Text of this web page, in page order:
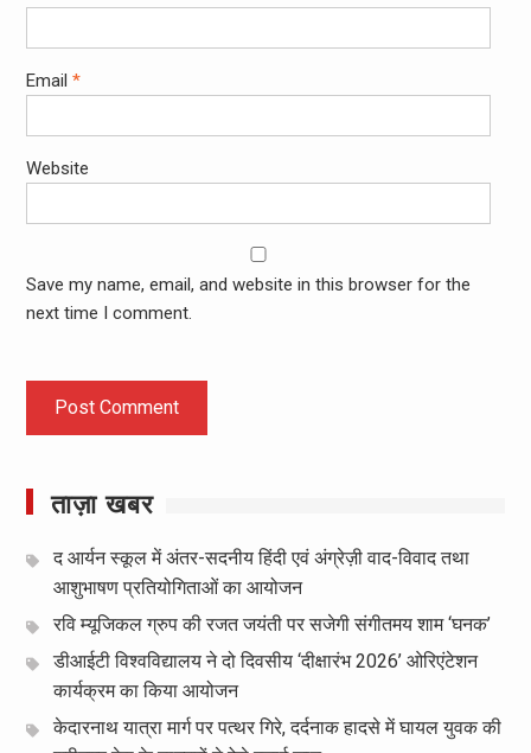
Email *
Website
Save my name, email, and website in this browser for the
next time I comment.
ताज़ा खबर
द आर्यन स्कूल में अंतर-सदनीय हिंदी एवं अंग्रेज़ी वाद-विवाद तथा
आशुभाषण प्रतियोगिताओं का आयोजन
रवि म्यूजिकल ग्रुप की रजत जयंती पर सजेगी संगीतमय शाम ‘घनक’
डीआईटी विश्वविद्यालय ने दो दिवसीय ‘दीक्षारंभ 2026’ ओरिएंटेशन
कार्यक्रम का किया आयोजन
केदारनाथ यात्रा मार्ग पर पत्थर गिरे, दर्दनाक हादसे में घायल युवक की